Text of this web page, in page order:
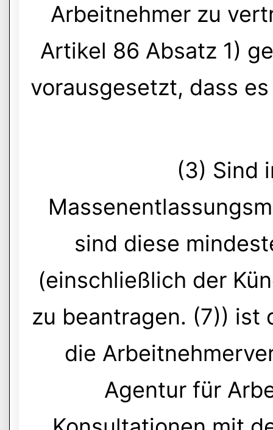
Arbeitnehmer zu
Artikel 86 Absatz 1)
vorausgesetzt, dass
(3) Sind
sind diese
(einschließlich der
zu beantragen. (7))
die
Agentur für